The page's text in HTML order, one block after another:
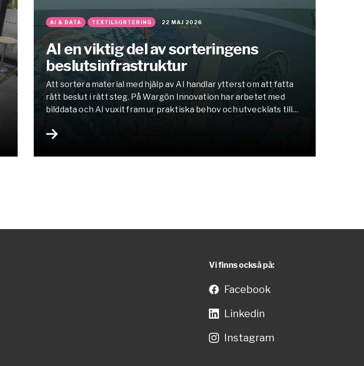
AI & DATA TEXTILSORTERING 22 MAJ 2026
AI en viktig del av sorteringens
beslutsinfrastruktur
Att sortera material med hjälp av AI handlar ytterst om att fatta
rätt beslut i rätt steg. På Wargön Innovation har arbetet med
bilddata och AI vuxit fram ur praktiska behov och utvecklats till
Vi finns också på:
Facebook
Linkedin
Instagram